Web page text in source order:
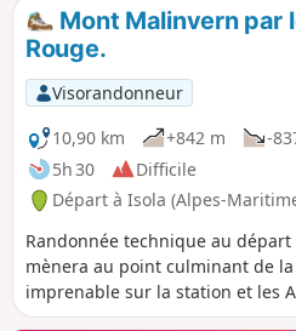
Terre Rouge et de Valscura
italien puis en poursuivant vers
moins connus, Lac du Malinvern
Paur, toujours en Italie.
sportive nécessitant une bonne
endurance physique car
d'une succession de cinq
descentes. Le panorama aux Lacs
Paur et du Malinvern en vaut
néanmoins la peine.
Mont Malinvern par
Rouge.
Visorandonneur
10,90 km
+842 m
-
5h 30
Difficile
Départ à Isola (Alpes-
Randonnée technique au
mènera au point culminant de
imprenable sur la station et les
très beaux Lacs de Terre Rouge